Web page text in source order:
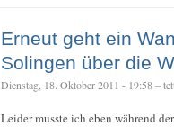
Erneut geht ein
Solingen über die
Dienstag, 18. Oktober 2011 - 19:58 –
Leider musste ich eben während